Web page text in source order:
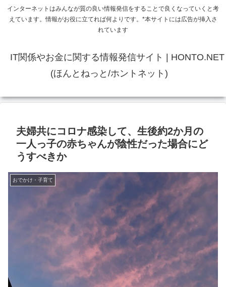
インターネットはみんなが質の良い情報発信をすることで良くなっていくと考
えています。情報がお役に立てれば何よりです。*本サイトには広告が挿入さ
れています
IT関係やお金に関する情報発信サイト | HONTO.NET
(ほんとねっと/ホントネット)
夫婦共にコロナ感染して、生後約2か月の
一人っ子の赤ちゃんが陰性だった場合にど
うすべきか
おでかけ・子育て